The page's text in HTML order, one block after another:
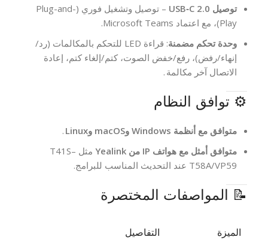
توصيل USB‑C 2.0
– توصيل وتشغيل فوري (Plug-and-
Play)، مع اعتماد Microsoft Teams.
وحدة تحكم مضمنة
: قراءة LED للتحكم بالمكالمات (رد/
إنهاء/رفض)، رفع/خفض الصوت، كتم/إلغاء كتم، إعادة
الاتصال آخر مكالمة .
⚙️ توافق النظام
متوافق مع أنظمة Windows وmacOS وLinux
.
متوافق أمثل مع هواتف IP من Yealink
مثل T41S–
T58A/VP59 عند التحديث المناسب للبرامج.
📝 المواصفات المختصرة
الميزة التفاصيل